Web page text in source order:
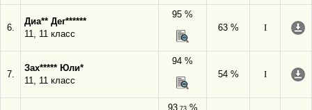
6.
Диа** Дег******
11, 11 класс
95 %
63 %
I
7.
Зах***** Юли*
11, 11 класс
94 %
54 %
I
93,73%